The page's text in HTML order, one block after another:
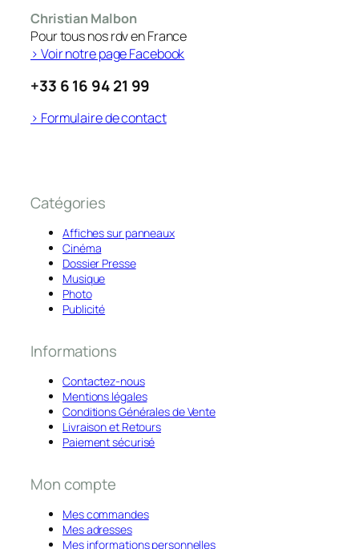
Christian Malbon
Pour tous nos rdv en France
> Voir notre page Facebook
+33 6 16 94 21 99
> Formulaire de contact
Catégories
Affiches sur panneaux
Cinéma
Dossier Presse
Musique
Photo
Publicité
Informations
Contactez-nous
Mentions légales
Conditions Générales de Vente
Livraison et Retours
Paiement sécurisé
Mon compte
Mes commandes
Mes adresses
Mes informations personnelles